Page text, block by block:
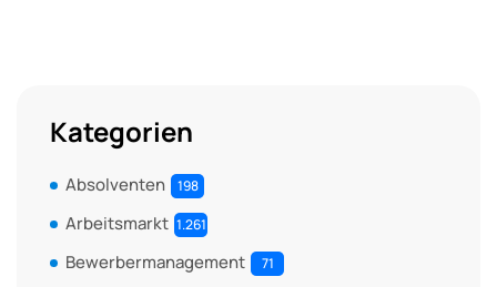
Kategorien
Absolventen 198
Arbeitsmarkt 1.261
Bewerbermanagement 71